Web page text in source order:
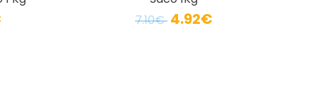
7.10€ 4.92€